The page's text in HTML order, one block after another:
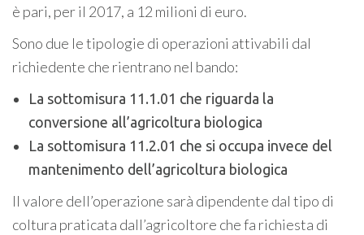
è pari, per il 2017, a 12 milioni di euro.
Sono due le tipologie di operazioni attivabili dal
richiedente che rientrano nel bando:
La sottomisura 11.1.01 che riguarda la
conversione all’agricoltura biologica
La sottomisura 11.2.01 che si occupa invece del
mantenimento dell’agricoltura biologica
Il valore dell’operazione sarà dipendente dal tipo di
coltura praticata dall’agricoltore che fa richiesta di